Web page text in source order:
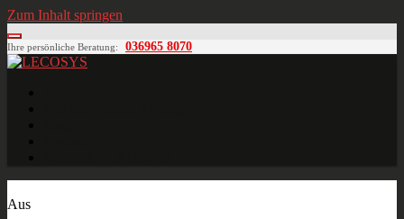
Zum Inhalt springen
Ihre persönliche Beratung: 036965 8070
Aus